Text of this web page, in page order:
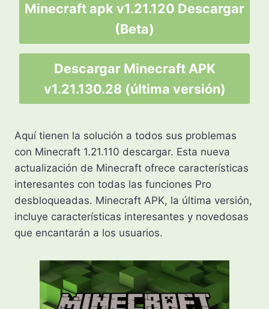
Minecraft apk v1.21.120 Descargar
(Beta)
Descargar Minecraft APK
v1.21.130.28 (última versión)
Aquí tienen la solución a todos sus problemas
con Minecraft 1.21.110 descargar. Esta nueva
actualización de Minecraft ofrece características
interesantes con todas las funciones Pro
desbloqueadas. Minecraft APK, la última versión,
incluye características interesantes y novedosas
que encantarán a los usuarios.